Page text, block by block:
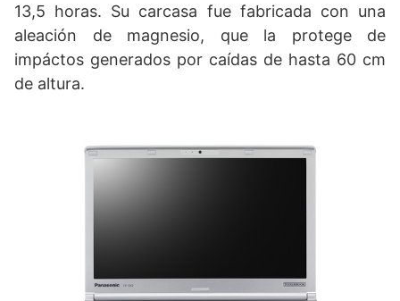
13,5 horas. Su carcasa fue fabricada con una
aleación de magnesio, que la protege de
impáctos generados por caídas de hasta 60 cm
de altura.